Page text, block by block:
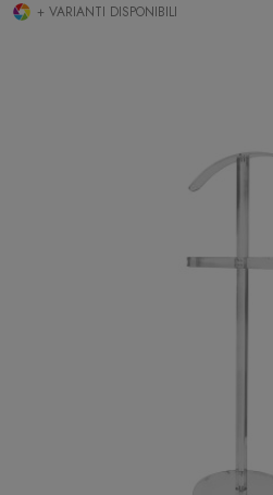
+ VARIANTI DISPONIBILI